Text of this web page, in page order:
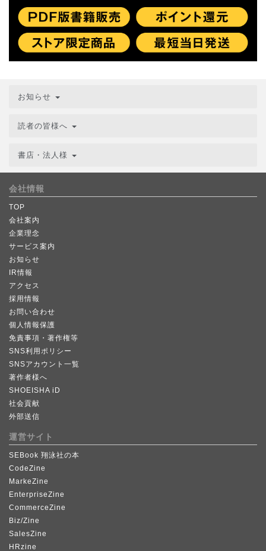
お知らせ
読者の皆様へ
書店・法人様
会社情報
TOP
会社案内
企業理念
サービス案内
お知らせ
IR情報
アクセス
採用情報
お問い合わせ
個人情報保護
免責事項・著作権等
SNS利用ポリシー
SNSアカウント一覧
著作者様へ
SHOEISHA iD
社会貢献
外部送信
運営サイト
SEBook 翔泳社の本
CodeZine
MarkeZine
EnterpriseZine
CommerceZine
Biz/Zine
SalesZine
HRzine